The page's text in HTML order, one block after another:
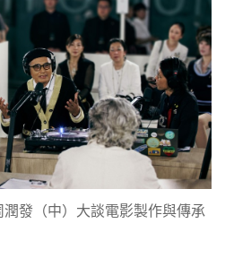
發（中）大談電影製作與傳承